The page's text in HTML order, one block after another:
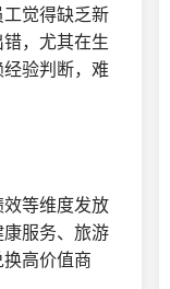
觉得缺乏新
，尤其在生
验判断，难
等维度发放
服务、旅游
高价值商